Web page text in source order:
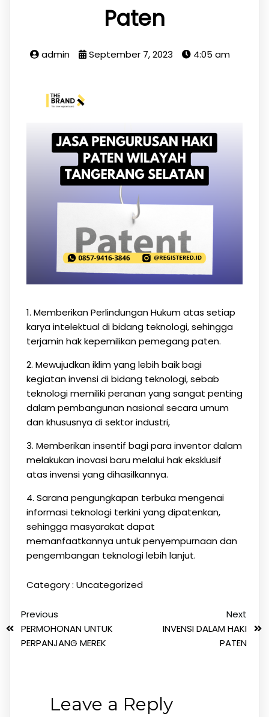
Paten
admin September 7, 2023 4:05 am
1. Memberikan Perlindungan Hukum atas setiap
karya intelektual di bidang teknologi, sehingga
terjamin hak kepemilikan pemegang paten.
2. Mewujudkan iklim yang lebih baik bagi
kegiatan invensi di bidang teknologi, sebab
teknologi memiliki peranan yang sangat penting
dalam pembangunan nasional secara umum
dan khususnya di sektor industri,
3. Memberikan insentif bagi para inventor dalam
melakukan inovasi baru melalui hak eksklusif
atas invensi yang dihasilkannya.
4. Sarana pengungkapan terbuka mengenai
informasi teknologi terkini yang dipatenkan,
sehingga masyarakat dapat
memanfaatkannya untuk penyempurnaan dan
pengembangan teknologi lebih lanjut.
Category : Uncategorized
Previous
PERMOHONAN UNTUK
PERPANJANG MEREK
Next
INVENSI DALAM HAKI
PATEN
Leave a Reply